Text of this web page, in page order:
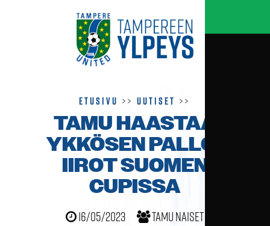
Etusivu >>Uutiset >>
TAMU HAASTAA
YKKÖSEN PALLO-
IIROT SUOMEN
CUPISSA
16/05/2023
TamU naiset